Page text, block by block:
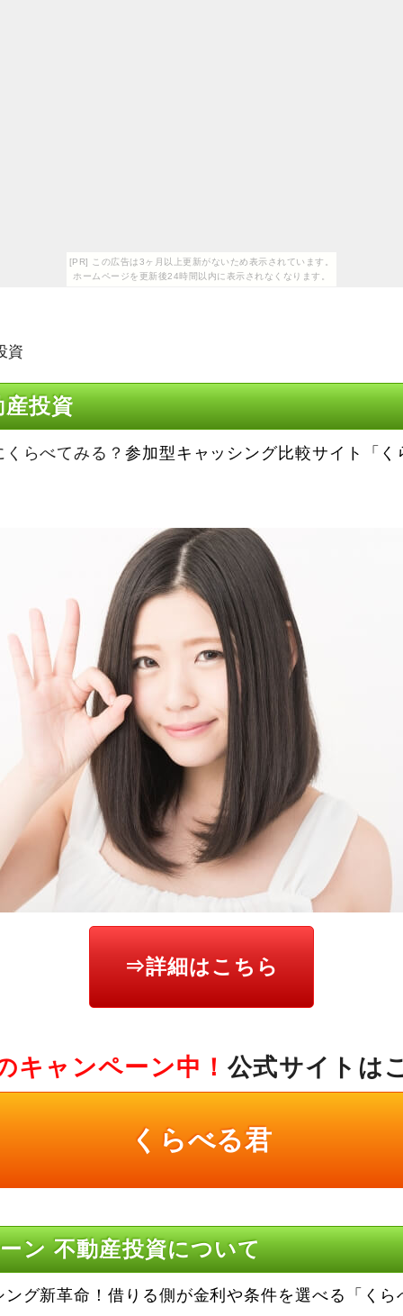
[PR] この広告は3ヶ月以上更新がないため表示されています。
ホームページを更新後24時間以内に表示されなくなります。
資
投資
らべてみる？ 参加型キャッシング比較サイト「く
⇒詳細はこちら
キャンペーン中！ 公式サイトは
くらべる君
ン 不動産投資について
ング新革命！借りる側が金利や条件を選べる「くら